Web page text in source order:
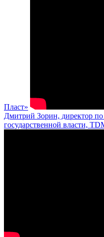
Пласт»
Дмитрий Зорин, директор по
государственной власти,